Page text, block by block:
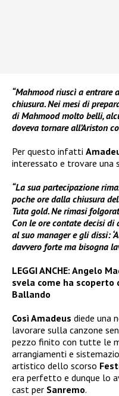
“Mahmood riuscì a entrare
chiusura. Nei mesi di
di Mahmood molto belli,
doveva tornare all’Ariston
Per questo infatti
interessato e trovare una
“La sua partecipazione
poche ore dalla chiusura
Tuta gold. Ne rimasi
Con le ore contate decisi di
al suo manager e gli dissi:
davvero forte ma bisogna
LEGGI ANCHE: Angelo
svela come ha
Ballando
Così Amadeus diede una
lavorare sulla canzone
pezzo finito con tutte le
arrangiamenti e
artistico dello scorso
era perfetto e dunque lo
cast per Sanremo.